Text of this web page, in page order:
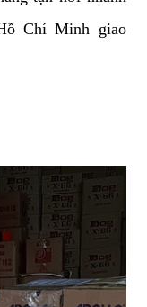
Chí Minh giao